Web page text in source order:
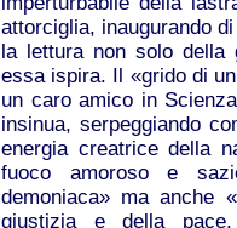
attorciglia, inaugurando
la lettura non solo della
essa ispira. Il «grido di
un caro amico in
insinua, serpeggiando
energia creatrice della
fuoco amoroso e
demoniaca» ma anche
giustizia e della